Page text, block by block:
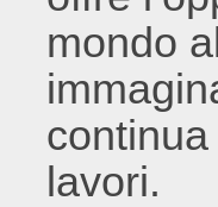
mondo
lavori.